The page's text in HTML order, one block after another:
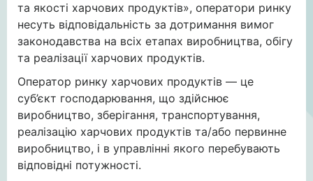
та якості харчових продуктів», оператори ринку
несуть відповідальність за дотримання вимог
законодавства на всіх етапах виробництва, обігу
та реалізації харчових продуктів.
Оператор ринку харчових продуктів — це
суб’єкт господарювання, що здійснює
виробництво, зберігання, транспортування,
реалізацію харчових продуктів та/або первинне
виробництво, і в управлінні якого перебувають
відповідні потужності.